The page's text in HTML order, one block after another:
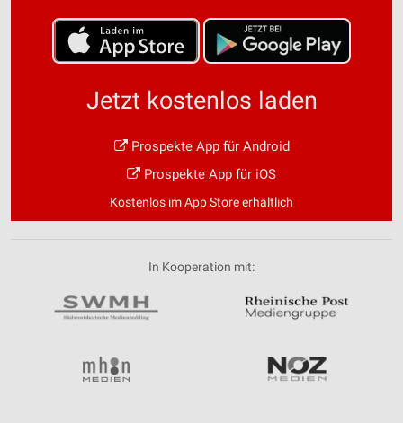
Jetzt kostenlos laden
Prospekte App für Android
Prospekte App für iOS
Kostenlos im App Store erhältlich
In Kooperation mit: